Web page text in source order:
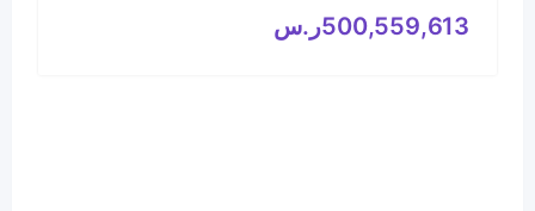
500,559,613ر.س